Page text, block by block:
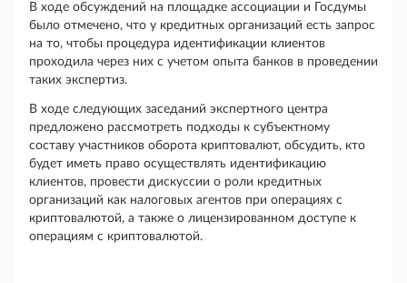
В ходе обсуждений на площадке ассоциации и Госдумы
было отмечено, что у кредитных организаций есть запрос
на то, чтобы процедура идентификации клиентов
проходила через них с учетом опыта банков в проведении
таких экспертиз.
В ходе следующих заседаний экспертного центра
предложено рассмотреть подходы к субъектному
составу участников оборота криптовалют, обсудить, кто
будет иметь право осуществлять идентификацию
клиентов, провести дискуссии о роли кредитных
организаций как налоговых агентов при операциях с
криптовалютой, а также о лицензированном доступе к
операциям с криптовалютой.